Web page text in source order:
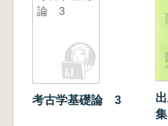
論 3
考古学基礎論 3